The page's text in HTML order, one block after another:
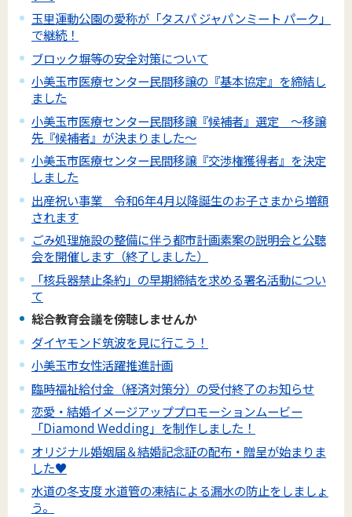
玉里運動公園の愛称が「タスパ ジャパンミート パーク」
で継続！
ブロック塀等の安全対策について
小美玉市医療センター民間移譲の『基本協定』を締結し
ました
小美玉市医療センター民間移譲『候補者』選定 ～移譲
先『候補者』が決まりました～
小美玉市医療センター民間移譲『交渉権獲得者』を決定
しました
出産祝い事業 令和6年4月以降誕生のお子さまから増額
されます
ごみ処理施設の整備に伴う都市計画素案の説明会と公聴
会を開催します（終了しました）
「核兵器禁止条約」の早期締結を求める署名活動につい
て
総合教育会議を傍聴しませんか
ダイヤモンド筑波を見に行こう！
小美玉市女性活躍推進計画
臨時福祉給付金（経済対策分）の受付終了のお知らせ
恋愛・結婚イメージアッププロモーションムービー
「Diamond Wedding」を制作しました！
オリジナル婚姻届＆結婚記念証の配布・贈呈が始まりま
した♥
水道の冬支度 水道管の凍結による漏水の防止をしましょ
う。